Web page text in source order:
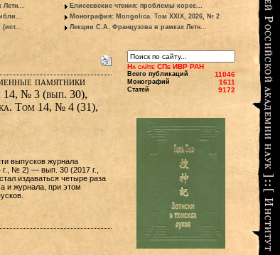
Летн...
Елисеевские чтения: проблемы корее...
Монография: Mongolica. Том XXIX, 2026, № 2
Лекции С.А. Французова в рамках Летн...
памятники
№ 3 (вып. 30),
Том 14, № 4 (31),
выпусков журнала
№ 2) — вып. 30 (2017 г.,
издаваться четыре раза
и журнала, при этом
На сайте СПб ИВР РАН
Всего публикаций 11046
Монографий 1611
Статей 9172